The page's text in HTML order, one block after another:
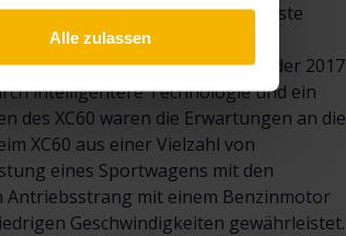
Alle zulassen
Tatsächlich war die erste
und machte ein Drittel des
erhältlich. Mit der 2017
intelligentere Technologie und ein
des XC60 waren die Erwartungen an die
XC60 aus einer Vielzahl von
eines Sportwagens mit den
Antriebsstrang mit einem Benzinmotor
Geschwindigkeiten gewährleistet.